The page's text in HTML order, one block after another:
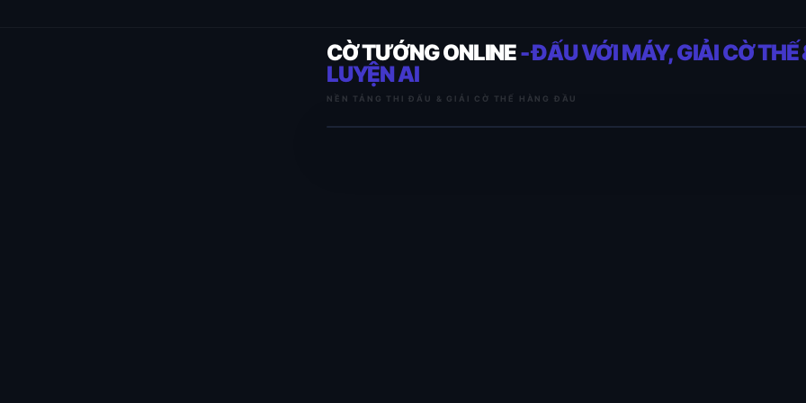
CỜ TƯỚNG ONLINE- ĐẤU VỚI MÁY, GIẢI CỜ THẾ
LUYỆN AI
NỀN TẢNG THI ĐẤU & GIẢI CỜ THẾ HÀNG ĐẦU